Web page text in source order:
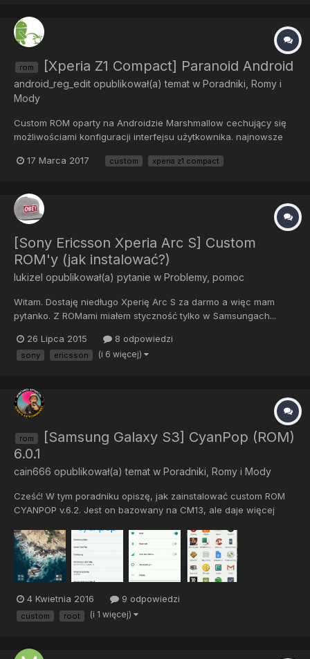
rom [Xperia Z1 Compact] Paranoid Android
android_reg_edit opublikował(a) temat w Poradniki, Romy i
Mody
Custom ROM oparty na Androidzie Marshmallow cechujący się
możliwościami konfiguracji interfejsu użytkownika. najnowsze
systemu z poziomu TWRP. Przenieś ROM oraz Gapps na kartę
17 Marca 2017 custom xperia z1 compact
[Sony Ericsson Xperia Arc S] Custom
ROM'y (jak instalować?)
lukizel opublikował(a) pytanie w Problemy, pomoc
Witam. Dostaję niedługo Xperię Arc S za darmo a więc mam
pytanko. Z ROMami miałem styczność tylko w Samsungach...
Czy może ktoś mi podać instrukcję krok po kroku? Pozdrawiam
26 Lipca 2015 8 odpowiedzi
sony ericsson (i 6 więcej)
rom
[Samsung Galaxy S3] CyanPop (ROM)
6.0.1
cain666 opublikował(a) temat w Poradniki, Romy i Mody
Cześć! W tym poradniku opiszę, jak zainstalować custom ROM
CYANPOP v.6.2. Jest on bazowany na CM13, ale daje więcej
http://forum.xda-developers.com/member.php?u=5881993
Oryginalny wątek na xda...
4 Kwietnia 2016 9 odpowiedzi
custom root (i 1 więcej)